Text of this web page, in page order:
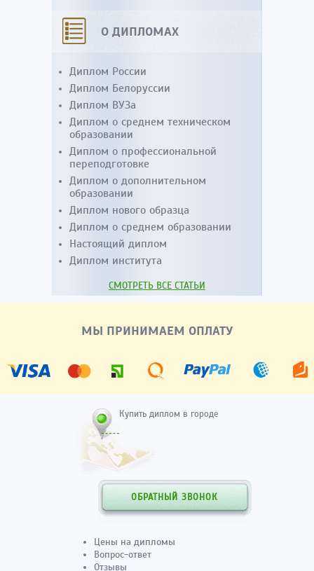
О ДИПЛОМАХ
Диплом России
Диплом Белоруссии
Диплом ВУЗа
Диплом о среднем техническом
образовании
Диплом о профессиональной
переподготовке
Диплом о дополнительном
образовании
Диплом нового образца
Диплом о среднем образовании
Настоящий диплом
Диплом института
СМОТРЕТЬ ВСЕ СТАТЬИ
МЫ ПРИНИМАЕМ ОПЛАТУ
Купить диплом в городе
ОБРАТНЫЙ ЗВОНОК
Цены на дипломы
Вопрос-ответ
Отзывы